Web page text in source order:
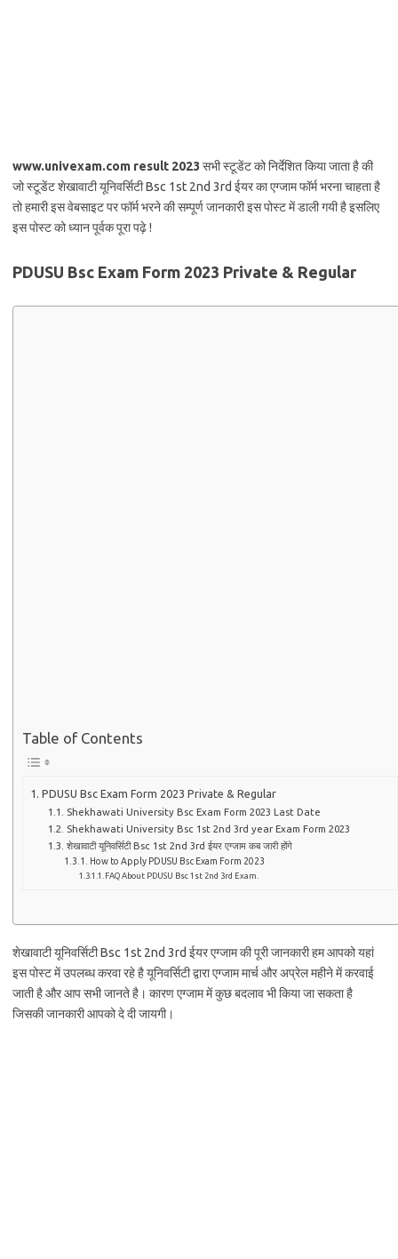
www.univexam.com result 2023 सभी स्टूडेंट को निर्देशित किया जाता है की
जो स्टूडेंट शेखावाटी यूनिवर्सिटी Bsc 1st 2nd 3rd ईयर का एग्जाम फॉर्म भरना चाहता है
तो हमारी इस वेबसाइट पर फॉर्म भरने की सम्पूर्ण जानकारी इस पोस्ट में डाली गयी है इसलिए
इस पोस्ट को ध्यान पूर्वक पूरा पढ़े !
PDUSU Bsc Exam Form 2023 Private & Regular
Table of Contents
PDUSU Bsc Exam Form 2023 Private & Regular
Shekhawati University Bsc Exam Form 2023 Last Date
Shekhawati University Bsc 1st 2nd 3rd year Exam Form 2023
शेखावाटी यूनिवर्सिटी Bsc 1st 2nd 3rd ईयर एग्जाम कब जारी होंगे
How to Apply PDUSU Bsc Exam Form 2023
FAQ About PDUSU Bsc 1st 2nd 3rd Exam.
शेखावाटी यूनिवर्सिटी Bsc 1st 2nd 3rd ईयर एग्जाम की पूरी जानकारी हम आपको यहां
इस पोस्ट में उपलब्ध करवा रहे है यूनिवर्सिटी द्वारा एग्जाम मार्च और अप्रेल महीने में करवाई
जाती है और आप सभी जानते है। कारण एग्जाम में कुछ बदलाव भी किया जा सकता है
जिसकी जानकारी आपको दे दी जायगी।